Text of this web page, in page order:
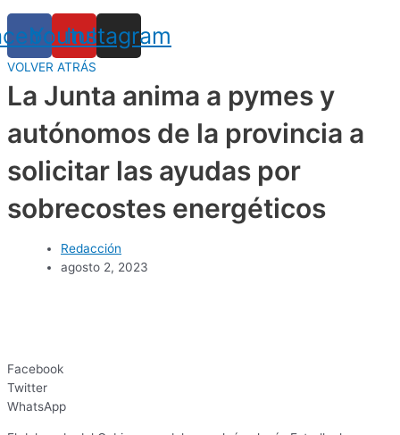
Youtube
Instagram
VOLVER ATRÁS
La Junta anima a pymes y
autónomos de la provincia a
solicitar las ayudas por
sobrecostes energéticos
Redacción
agosto 2, 2023
Facebook
Twitter
WhatsApp